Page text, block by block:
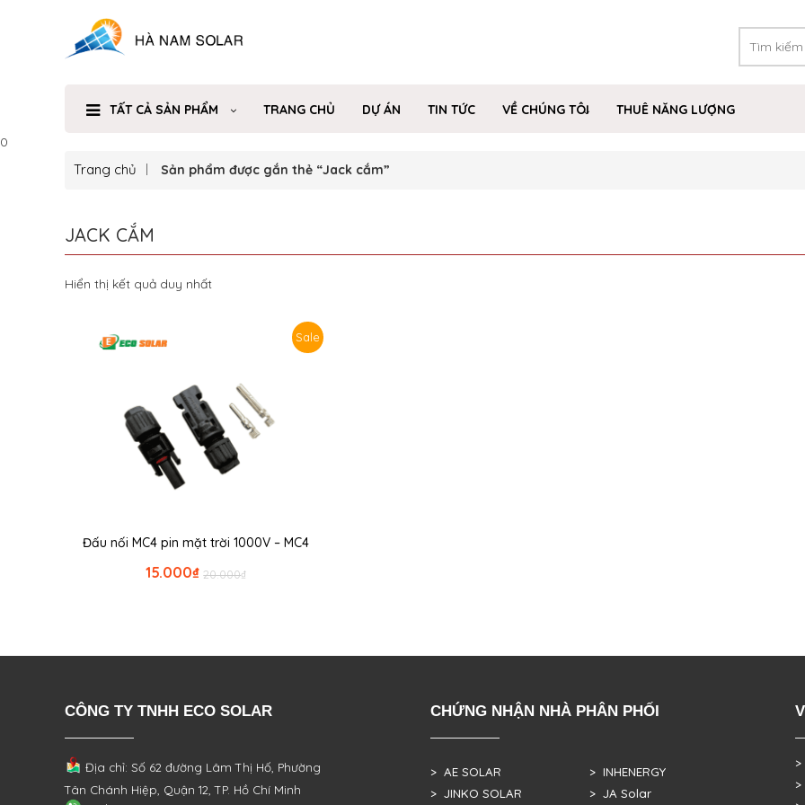
TẤT CẢ SẢN PHẨM TRANG CHỦ DỰ ÁN TIN TỨC VỀ CHÚNG TÔI
THUÊ NĂNG LƯỢNG
0
Trang chủ Sản phẩm được gắn thẻ “Jack cắm”
JACK CẮM
Hiển thị kết quả duy nhất
Sale
Đấu nối MC4 pin mặt trời 1000V – MC4
₫
20.000
₫
15.000
CÔNG TY TNHH ECO SOLAR
Địa chỉ: Số 62 đường Lâm Thị Hố, Phường
Tân Chánh Hiệp, Quận 12, TP. Hồ Chí Minh
CHỨNG NHẬN NHÀ PHÂN PHỐI
> AE SOLAR
> JINKO SOLAR
> INHENERGY
> JA Solar
>